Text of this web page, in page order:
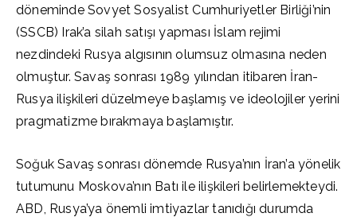
döneminde Sovyet Sosyalist Cumhuriyetler Birliği’nin
(SSCB) Irak’a silah satışı yapması İslam rejimi
nezdindeki Rusya algısının olumsuz olmasına neden
olmuştur. Savaş sonrası 1989 yılından itibaren İran-
Rusya ilişkileri düzelmeye başlamış ve ideolojiler yerini
pragmatizme bırakmaya başlamıştır.
Soğuk Savaş sonrası dönemde Rusya’nın İran’a yönelik
tutumunu Moskova’nın Batı ile ilişkileri belirlemekteydi.
ABD, Rusya’ya önemli imtiyazlar tanıdığı durumda